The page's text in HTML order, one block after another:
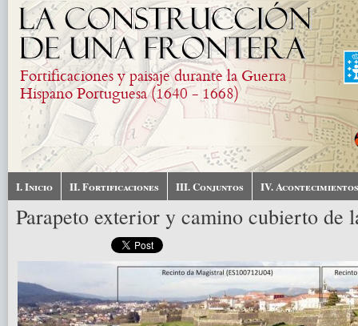
Pasar al contenido principal
Fortificaciones y paisaje durante la Guerra
Hispano Portuguesa (1640 - 1668)
I. Inicio II. Fortificaciones III. Conjuntos IV. Acontecimientos
Parapeto exterior y camino cubierto de